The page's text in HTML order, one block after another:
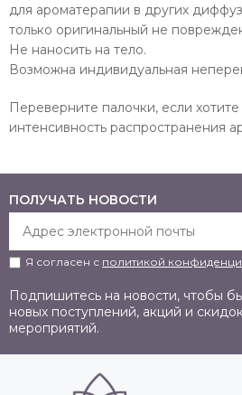
для ароматерапии в других
только оригинальный не
Не наносить на тело.
Возможна индивидуальная
Переверните палочки, если хотите
интенсивность распространения
ПОЛУЧАТЬ НОВОСТИ
Я согласен с политикой
Подпишитесь на новости, чтобы
новых поступлений, акций и
мероприятий.